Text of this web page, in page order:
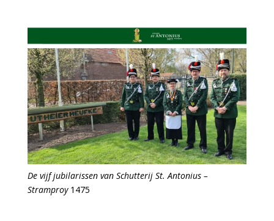
De vijf jubilarissen van Schutterij St. Antonius –
Stramproy1475